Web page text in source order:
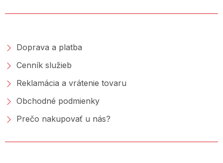
Doprava a platba
Cenník služieb
Reklamácia a vrátenie tovaru
Obchodné podmienky
Prečo nakupovať u nás?